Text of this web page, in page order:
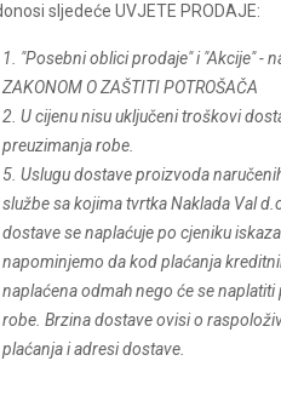
sljedeće UVJETE PRODAJE:
1. "Posebni oblici prodaje" i "Akcije" -
ZAKONOM O ZAŠTITI POTROŠAČA
2. U cijenu nisu uključeni troškovi
preuzimanja robe.
5. Uslugu dostave proizvoda
službe sa kojima tvrtka Naklada Val
dostave se naplaćuje po cjeniku
napominjemo da kod plaćanja
naplaćena odmah nego će se
robe. Brzina dostave ovisi o
plaćanja i adresi dostave.